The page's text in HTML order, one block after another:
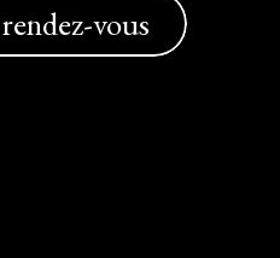
vous